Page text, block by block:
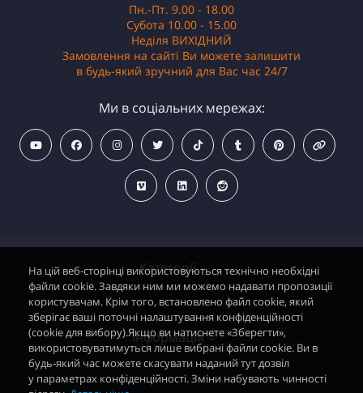
Категорії
Водонагрівачі електричні
Димохідні газові колонки
Димохідні газові котли і АОГВ
Інформація
Пн.-Пт. 9.00 - 18.00
Субота 10.00 - 15.00
Неділя ВИХІДНИЙ
Замовлення на сайті Ви можете залишити
в будь-який зручний для Вас час 24/7
Ми в соціальних мережах:
На цій веб-сторінці використовуються технічно необхідні
файли cookie. Завдяки ним ми можемо надавати пропозиції
користувачам. Крім того, встановлено файл cookie, який
зберігає ваші поточні налаштування конфіденційності
(cookie для вибору).Якщо ви натиснете «Зберегти»,
використовуватимуться лише вибрані файли cookie. Ви в
будь-який час можете скасувати наданий тут дозвіл
у параметрах конфіденційності. Зміни набувають чинності